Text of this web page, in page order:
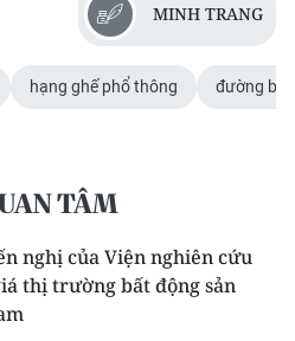
Minh
MINH TRANG
hạng ghế phổ thông đường bay
TÂM
nghị của Viện nghiên cứu
thị trường bất động sản